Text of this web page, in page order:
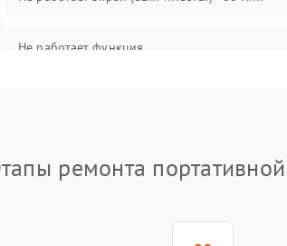
Не работает функция
ремонта